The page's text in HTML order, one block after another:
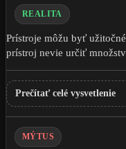
REALITA
Prístroje môžu byť
prístroj nevie určiť
Prečítať celé vysvetlenie
MÝTUS